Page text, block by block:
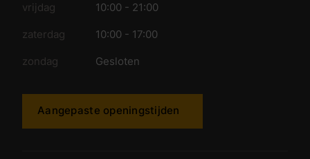
vrijdag 10:00 - 21:00
zaterdag 10:00 - 17:00
zondag Gesloten
Aangepaste openingstijden